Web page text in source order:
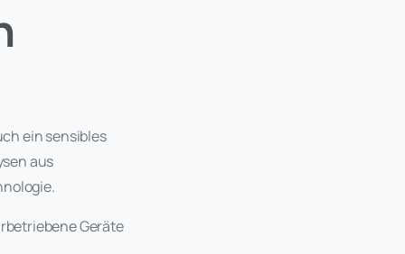
ein sensibles
aus
Geräte